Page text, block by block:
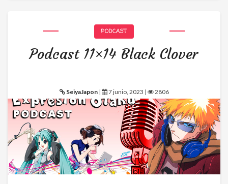
PODCAST
Podcast 11×14 Black Clover
SeiyaJapon| 7 junio, 2023 | 2806